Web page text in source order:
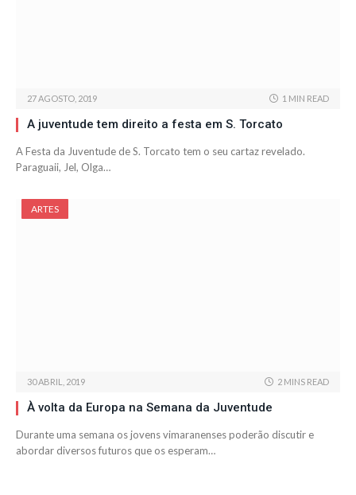
27 AGOSTO, 2019 1 MIN READ
A juventude tem direito a festa em S. Torcato
A Festa da Juventude de S. Torcato tem o seu cartaz revelado.
Paraguaii, Jel, Olga…
ARTES
30 ABRIL, 2019 2 MINS READ
À volta da Europa na Semana da Juventude
Durante uma semana os jovens vimaranenses poderão discutir e
abordar diversos futuros que os esperam…